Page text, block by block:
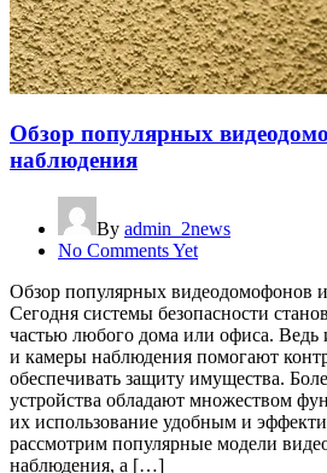
Обзор популярных
наблюдения
By admin_2news
No Comments Yet
Обзор популярных видеодомофонов
Сегодня системы безопасности
частью любого дома или офиса.
и камеры наблюдения помогают
обеспечивать защиту имущества.
устройства обладают множеством
их использование удобным и
рассмотрим популярные модели
наблюдения, а […]